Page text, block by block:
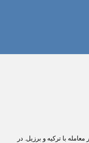
با ترکیه و برزیل. در